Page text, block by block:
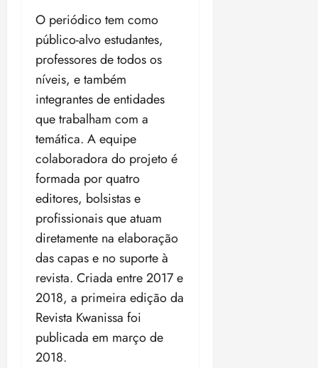
O periódico tem como
público-alvo estudantes,
professores de todos os
níveis, e também
integrantes de entidades
que trabalham com a
temática. A equipe
colaboradora do projeto é
formada por quatro
editores, bolsistas e
profissionais que atuam
diretamente na elaboração
das capas e no suporte à
revista. Criada entre 2017 e
2018, a primeira edição da
Revista Kwanissa foi
publicada em março de
2018.